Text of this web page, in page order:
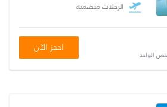
الرحلات متضمنة
الواحد
احجز الآن